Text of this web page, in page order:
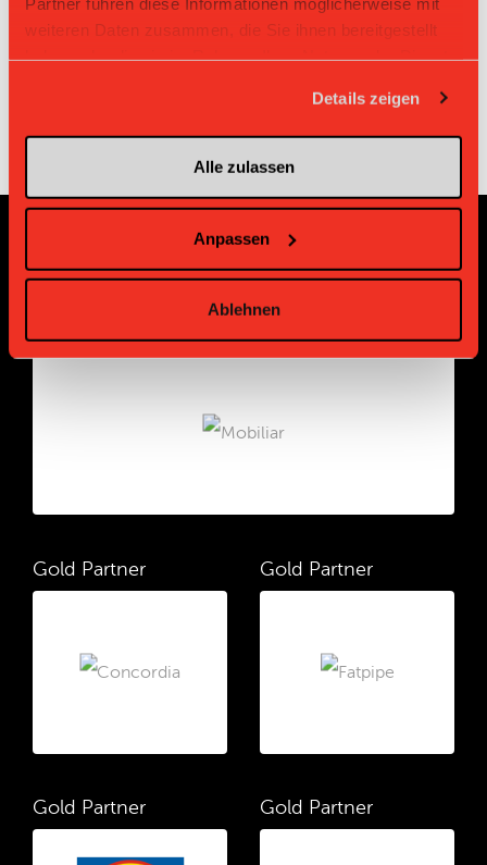
weiteren Daten zusammen, die Sie ihnen bereitgestellt
Details zeigen
Alle zulassen
Anpassen
Ablehnen
Du siehst diesen QR-Code auf deinem Mobile? ->
Sponsoren und Partner
Gold Partner Gold Partner
Gold Partner Gold Partner